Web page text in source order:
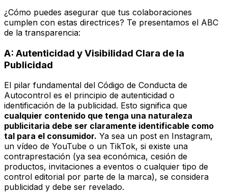
¿Cómo puedes asegurar que tus colaboraciones
cumplen con estas directrices? Te presentamos el ABC
de la transparencia:
A: Autenticidad y Visibilidad Clara de la
Publicidad
El pilar fundamental del Código de Conducta de
Autocontrol es el principio de autenticidad o
identificación de la publicidad. Esto significa que
cualquier contenido que tenga una naturaleza
publicitaria debe ser claramente identificable como
tal para el consumidor. Ya sea un post en Instagram,
un vídeo de YouTube o un TikTok, si existe una
contraprestación (ya sea económica, cesión de
productos, invitaciones a eventos o cualquier tipo de
control editorial por parte de la marca), se considera
publicidad y debe ser revelado.